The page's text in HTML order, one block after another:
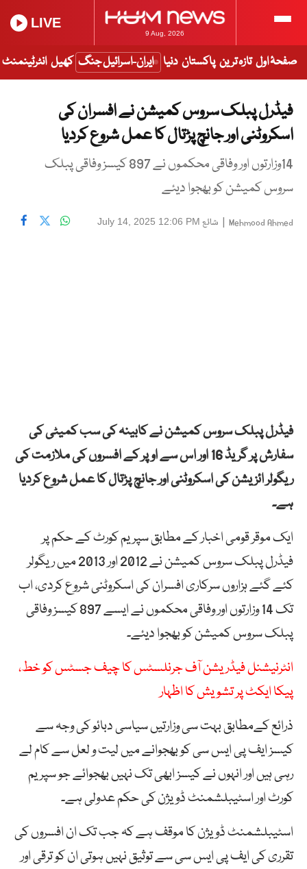
9 Aug, 2026
LIVE
صفحۂ اول تازہ ترین پاکستان دنیا ایران-اسرائیل جنگ کھیل انٹرٹینمنٹ
فیڈرل پبلک سروس کمیشن نے افسران کی
اسکروٹنی اور جانچ پڑتال کا عمل شروع کردیا
14وزارتوں اور وفاقی محکموں نے 897 کیسز وفاقی پبلک
سروس کمیشن کو بھجوا دیئے
Mehmood Ahmed
| شائع July 14, 2025 12:06 PM
فیڈرل پبلک سروس کمیشن نے کابینہ کی سب کمیٹی کی
سفارش پر گریڈ 16 اور اس سے اوپر کے افسروں کی ملازمت کی
ریگولر ائز یشن کی اسکروٹنی اور جانچ پڑتال کا عمل شروع کردیا
ہے۔
ایک موقر قومی اخبار کے مطابق سپریم کورٹ کے حکم پر
فیڈرل پبلک سروس کمیشن نے 2012 اور 2013 میں ریگولر
کئے گئے ہزاروں سرکاری افسران کی اسکروٹنی شروع کردی، اب
تک 14 وزارتوں اور وفاقی محکموں نے ایسے 897 کیسز وفاقی
پبلک سروس کمیشن کو بھجوا دیئے۔
انٹرنیشنل فیڈریشن آف جرنلسٹس کا چیف جسٹس کو خط،
پیکا ایکٹ پر تشویش کا اظہار
ذرائع کےمطابق بہت سی وزارتیں سیاسی دبائو کی وجہ سے
کیسز ایف پی ایس سی کو بھجوانے میں لیت و لعل سے کام لے
رہی ہیں اور انہوں نے کیسز ابھی تک نہیں بھجوائے جو سپریم
کورٹ اور اسٹیبلشمنٹ ڈویژن کی حکم عدولی ہے۔
اسٹیبلشمنٹ ڈویژن کا موقف ہے کہ جب تک ان افسروں کی
تقرری کی ایف پی ایس سی سے توثیق نہیں ہوتی ان کو ترقی اور